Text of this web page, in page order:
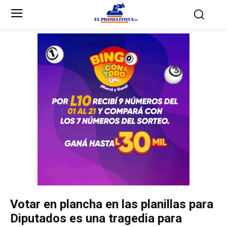
Partidos Políticos
Partido Liberal
Unificación Democrática
Anticorrupción
Partidos Políticos
Partido Liberal
Unificación Democrática
Anticorrupción
Votar en plancha en las planillas para
Diputados es una tragedia para